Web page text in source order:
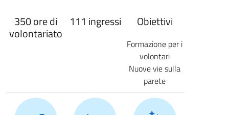
350 ore di
volontariato
111 ingressi Obiettivi
Formazione per i
volontari
Nuove vie sulla
parete